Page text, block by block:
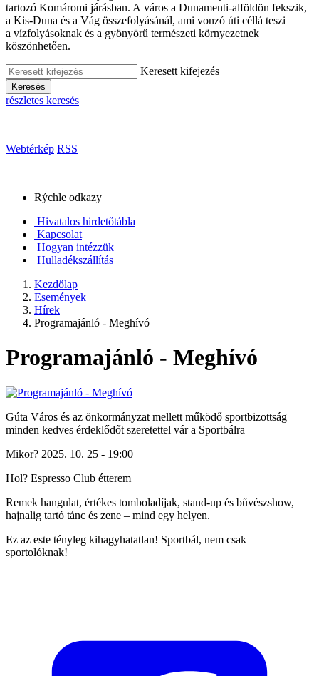
tartozó Komáromi járásban. A város a Dunamenti-alföldön fekszik,
a Kis-Duna és a Vág összefolyásánál, ami vonzó úti céllá teszi
a vízfolyásoknak és a gyönyörű természeti környezetnek
köszönhetően.
Keresett kifejezés
Keresés
részletes keresés
Webtérkép RSS
Rýchle odkazy
Hivatalos hirdetőtábla
Kapcsolat
Hogyan intézzük
Hulladékszállítás
Kezdőlap
Események
Hírek
Programajánló - Meghívó
Programajánló - Meghívó
Gúta Város és az önkormányzat mellett működő sportbizottság
minden kedves érdeklődőt szeretettel vár a Sportbálra
Mikor? 2025. 10. 25 - 19:00
Hol? Espresso Club étterem
Remek hangulat, értékes tomboladíjak, stand-up és bűvészshow,
hajnalig tartó tánc és zene – mind egy helyen.
Ez az este tényleg kihagyhatatlan! Sportbál, nem csak
sportolóknak!